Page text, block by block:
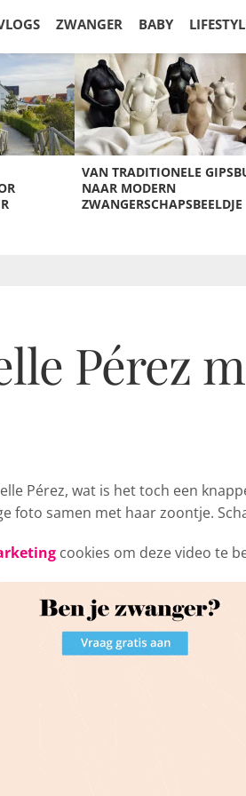
ZWANGER BABY
VAN TRADITIONELE
NAAR MODERN
ZWANGERSCHAPSBEELDJE
Pérez
Pérez, wat is het toch een
foto samen met haar zoontje.
cookies om deze video te